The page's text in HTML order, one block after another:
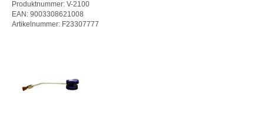
Produktnummer: V-2100
EAN: 9003308621008
Artikelnummer: F23307777